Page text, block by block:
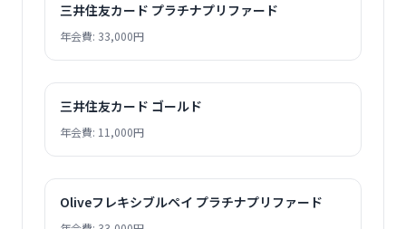
三井住友カード プラチナプリファード
年会費: 33,000円
三井住友カード ゴールド
年会費: 11,000円
Oliveフレキシブルペイ プラチナプリファード